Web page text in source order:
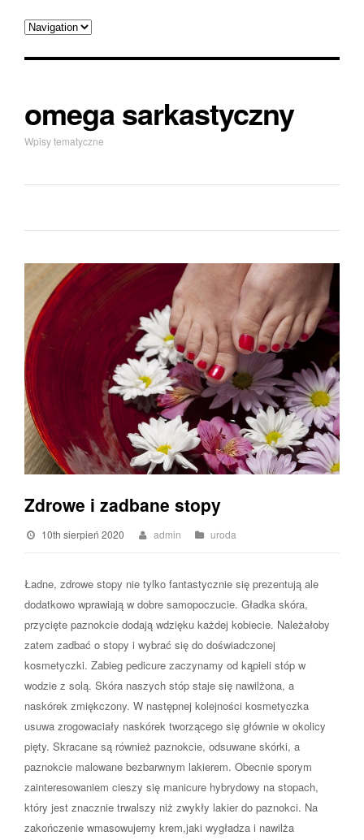
omega sarkastyczny
Wpisy tematyczne
Zdrowe i zadbane stopy
10th sierpień 2020 admin uroda
Ładne, zdrowe stopy nie tylko fantastycznie się prezentują ale
dodatkowo wprawiają w dobre samopoczucie. Gładka skóra,
przycięte paznokcie dodają wdzięku każdej kobiecie. Należałoby
zatem zadbać o stopy i wybrać się do doświadczonej
kosmetyczki. Zabieg pedicure zaczynamy od kąpieli stóp w
wodzie z solą. Skóra naszych stóp staje się nawilżona, a
naskórek zmiękczony. W następnej kolejności kosmetyczka
usuwa zrogowaciały naskórek tworzącego się głównie w okolicy
pięty. Skracane są również paznokcie, odsuwane skórki, a
paznokcie malowane bezbarwnym lakierem. Obecnie sporym
zainteresowaniem cieszy się manicure hybrydowy na stopach,
który jest znacznie trwalszy niż zwykły lakier do paznokci. Na
zakończenie wmasowujemy krem,jaki wygładza i nawilża